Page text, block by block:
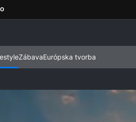
ZábavaEurópska tvorba